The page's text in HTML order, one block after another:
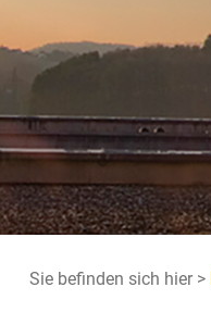
Sie befinden sich hier >